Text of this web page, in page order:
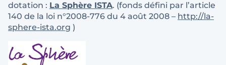
dotation : La Sphère ISTA. (fonds défini par l’article
140 de la loi n°2008-776 du 4 août 2008 – http://la-
sphere-ista.org )